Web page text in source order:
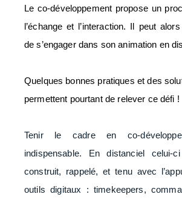
Le co-développement propose un
l’échange et l’interaction. Il peut
de s’engager dans son animation en
Quelques bonnes pratiques et des
permettent pourtant de relever ce défi !
Tenir le cadre en co-
indispensable. En distanciel celui-
construit, rappelé, et tenu avec
outils digitaux : timekeepers,